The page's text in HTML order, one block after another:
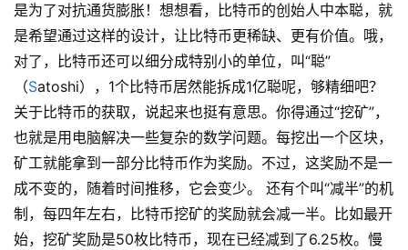
是为了对抗通货膨胀！想想看，比特币的创始人中本聪，就
是希望通过这样的设计，让比特币更稀缺、更有价值。哦，
对了，比特币还可以细分成特别小的单位，叫“聪”
（Satoshi），1个比特币居然能拆成1亿聪呢，够精细吧？
关于比特币的获取，说起来也挺有意思。你得通过“挖矿”，
也就是用电脑解决一些复杂的数学问题。每挖出一个区块，
矿工就能拿到一部分比特币作为奖励。不过，这奖励不是一
成不变的，随着时间推移，它会变少。 还有个叫“减半”的机
制，每四年左右，比特币挖矿的奖励就会减一半。比如最开
始，挖矿奖励是50枚比特币，现在已经减到了6.25枚。慢